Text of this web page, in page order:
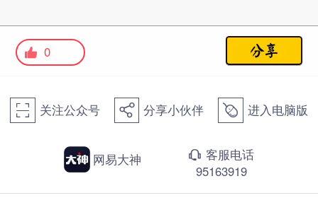
0
򰀁 关注公众号 򰀂 分享小伙伴 򰀄 进入电脑版
网易大神 򰀃 客服电话
95163919